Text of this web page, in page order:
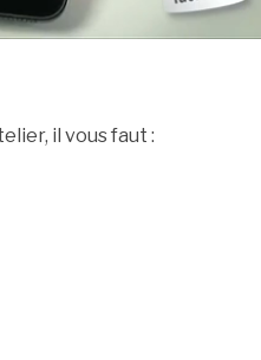
il vous faut :